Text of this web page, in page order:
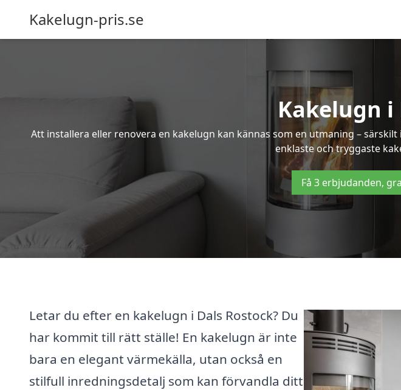
Kakelugn-pris.se
Kakelugn i
Att installera eller renovera en kakelugn kan kännas som en utmaning –
enklaste och tryggaste
Få 3 erbjudanden,
Letar du efter en kakelugn i Dals Rostock? Du
har kommit till rätt ställe! En kakelugn är inte
bara en elegant värmekälla, utan också en
stilfull inredningsdetalj som kan förvandla ditt